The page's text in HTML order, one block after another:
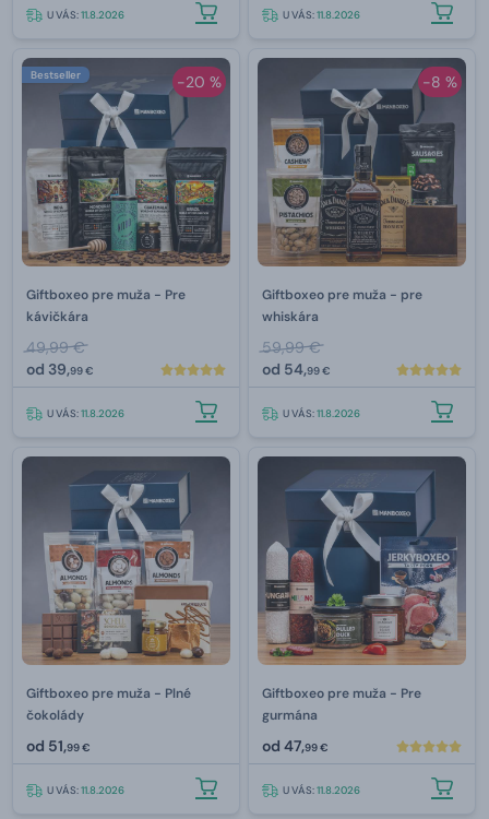
U VÁS:11.8.2026 U VÁS:11.8.2026
-20 %
Bestseller
Giftboxeo pre muža - Pre
kávičkára
49,99 €
od 39,99 €
U VÁS:11.8.2026
-8 %
Giftboxeo pre muža - pre
whiskára
59,99 €
od 54,99 €
U VÁS:11.8.2026
Giftboxeo pre muža - Plné
čokolády
od 51,99 €
U VÁS:11.8.2026
Giftboxeo pre muža - Pre
gurmána
od 47,99 €
U VÁS:11.8.2026